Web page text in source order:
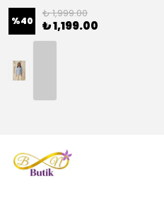
%40
₺ 1,999.00
₺ 1,199.00